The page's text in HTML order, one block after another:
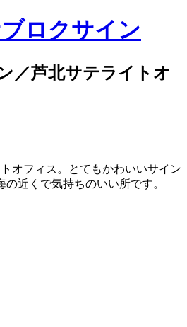
／芦北サテライトオ
オフィス。とてもかわいいサイン
近くで気持ちのいい所です。